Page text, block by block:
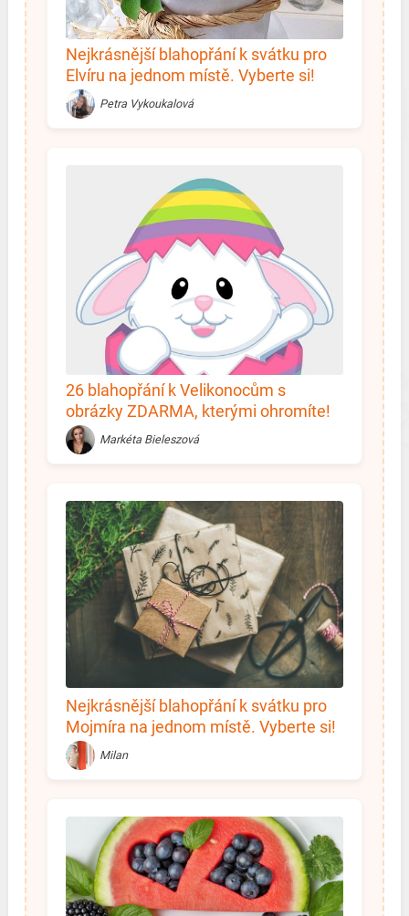
Nejkrásnější blahopřání k svátku pro
Elvíru na jednom místě. Vyberte si!
Petra Vykoukalová
26 blahopřání k Velikonocům s
obrázky ZDARMA, kterými ohromíte!
Markéta Bieleszová
Nejkrásnější blahopřání k svátku pro
Mojmíra na jednom místě. Vyberte si!
Milan